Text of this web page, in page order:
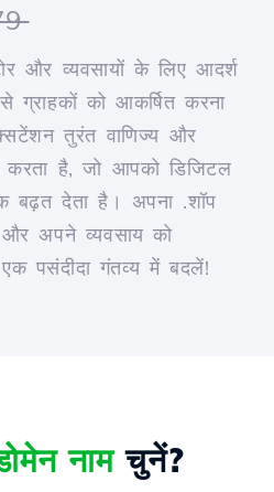
और व्यवसायों के लिए आदर्श
ग्राहकों को आकर्षित करना
तुरंत वाणिज्य और
करता है, जो आपको डिजिटल
बढ़त देता है। अपना .शॉप
अपने व्यवसाय को
पसंदीदा गंतव्य में बदलें!
नामचुनें?